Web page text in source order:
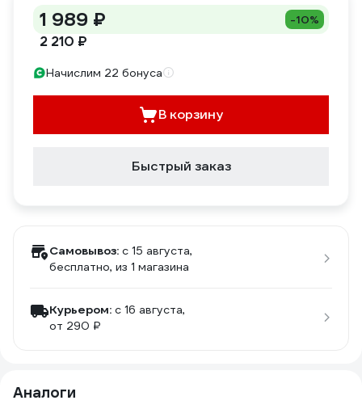
1 989 ₽ -10%
2 210 ₽
Начислим 22 бонуса
В корзину
Быстрый заказ
Самовывоз: c 15 августа,
бесплатно, из 1 магазина
Курьером: c 16 августа,
от 290 ₽
Аналоги